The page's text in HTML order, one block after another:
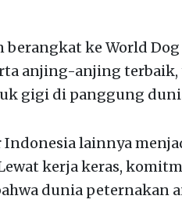
ke World
anjing-anjing
gigi di panggung
Indonesia lainnya
kerja keras,
dunia peternakan